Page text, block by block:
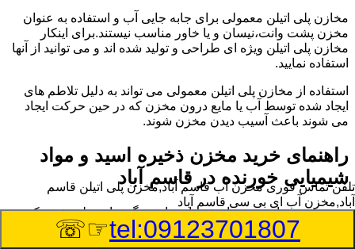
مخازن پلی اتیلن معمولی برای جابه جایی آب و استفاده به عنوان
مخزن پشت وانت،نیسان و یا خاور مناسب نیستند.برای اینکار
مخازن پلی اتیلن ویژه ای طراحی و تولید شده اند و می توانید از آنها
استفاده نمایید.
استفاده از مخازن پلی اتیلن معمولی می تواند به دلیل تلاطم های
ایجاد شده توسط آب یا مایع درون مخزن که در حین حرکت ایجاد
می شوند باعث آسیب دیدن مخزن شوند.
راهنمای خرید مخزن ذخیره اسید و مواد
شیمیایی خورنده در قاسم آباد
مخزن ذخیره اسید و مواد شیمیایی باید به گونه ای تولید شوند که
بتوانند در برابر چگالی نسبتا بالا و خورندگی انواع اسیدها مقاومت
کافی داشته باشند.به همین دلیل نمی توان در هر مخزنی اسید و مواد
تلفن تماس فوریمخزن آب قاسم آباد,مخزن پلی اتیلن قاسم
آباد,مخزن آب ای بی سی قاسم آباد
tel:09123701807
☞☏